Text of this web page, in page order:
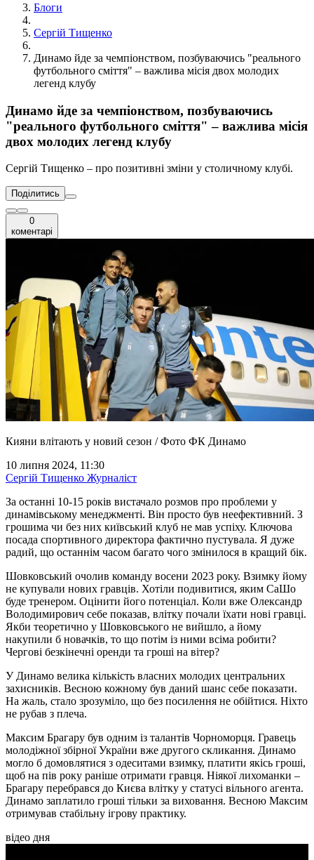
Блоги
Сергій Тищенко
Динамо йде за чемпіонством, позбуваючись "реального
футбольного сміття" – важлива місія двох молодих
легенд клубу
Динамо йде за чемпіонством, позбуваючись
"реального футбольного сміття" – важлива місія
двох молодих легенд клубу
Сергій Тищенко – про позитивні зміни у столичному клубі.
Поділитись
0
коментарі
Кияни влітають у новий сезон / Фото ФК Динамо
10 липня 2024, 11:30
Сергій Тищенко Журналіст
За останні 10-15 років вистачало розмов про проблеми у
динамівському менеджменті. Він просто був неефективний. З
грошима чи без них київський клуб не мав успіху. Ключова
посада спортивного директора фактично пустувала. Я дуже
радий, що останнім часом багато чого змінилося в кращий бік.
Шовковський очолив команду восени 2023 року. Взимку йому
не купували нових гравців. Хотіли подивитися, яким СаШо
буде тренером. Оцінити його потенціал. Коли вже Олександр
Володимирович себе показав, влітку почали їхати нові гравці.
Якби теоретично у Шовковського не вийшло, а йому
накупили б новачків, то що потім із ними всіма робити?
Чергові безкінечні оренди та гроші на вітер?
У Динамо велика кількість власних молодих центральних
захисників. Весною кожному був даний шанс себе показати.
На жаль, стало зрозуміло, що без посилення не обійтися. Ніхто
не рубав з плеча.
Максим Брагару був одним із талантів Чорноморця. Гравець
молодіжної збірної України вже другого скликання. Динамо
могло б домовлятися з одеситами взимку, платити якісь гроші,
щоб на пів року раніше отримати гравця. Ніякої лихоманки –
Брагару перебрався до Києва влітку у статусі вільного агента.
Динамо заплатило гроші тільки за виховання. Весною Максим
отримував стабільну ігрову практику.
відео дня